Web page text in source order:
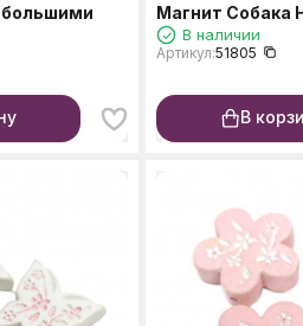
большими
Магнит Собака
В наличии
Артикул:51805
В